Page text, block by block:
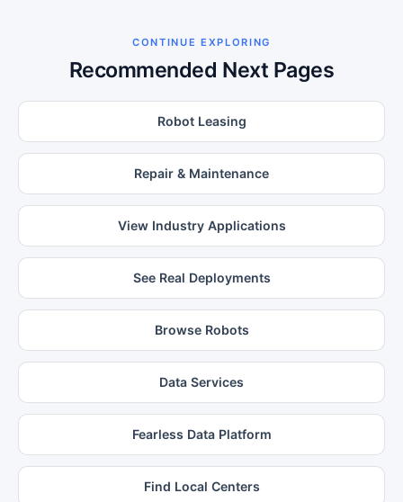
CONTINUE EXPLORING
Recommended Next Pages
Robot Leasing
Repair & Maintenance
View Industry Applications
See Real Deployments
Browse Robots
Data Services
Fearless Data Platform
Find Local Centers